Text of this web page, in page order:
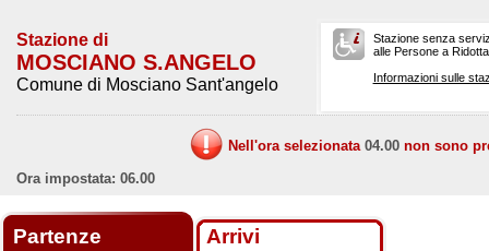
Stazione di
MOSCIANO S.ANGELO
Comune di Mosciano Sant'angelo
Stazione senza
alle Persone a
Informazioni sulle
Nell'ora selezionata 04.00 non sono
Ora impostata: 06.00
Partenze Arrivi